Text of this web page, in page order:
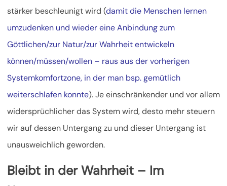
stärker beschleunigt wird (damit die Menschen lernen
umzudenken und wieder eine Anbindung zum
Göttlichen/zur Natur/zur Wahrheit entwickeln
können/müssen/wollen – raus aus der vorherigen
Systemkomfortzone, in der man bsp. gemütlich
weiterschlafen konnte). Je einschränkender und vor allem
widersprüchlicher das System wird, desto mehr steuern
wir auf dessen Untergang zu und dieser Untergang ist
unausweichlich geworden.
Bleibt in der Wahrheit – Im